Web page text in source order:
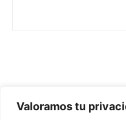
Valoramos tu
Redes Cristianas